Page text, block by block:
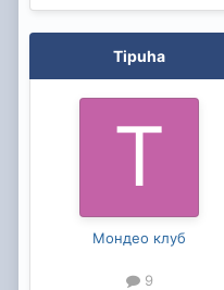
Tipuha
Мондео клуб
9